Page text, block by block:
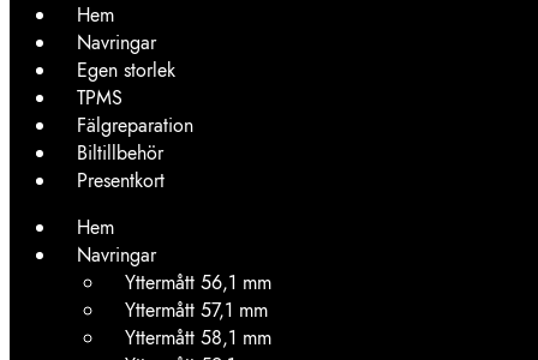
Hem
Navringar
Egen storlek
TPMS
Fälgreparation
Biltillbehör
Presentkort
Hem
Navringar
Yttermått 56,1 mm
Yttermått 57,1 mm
Yttermått 58,1 mm